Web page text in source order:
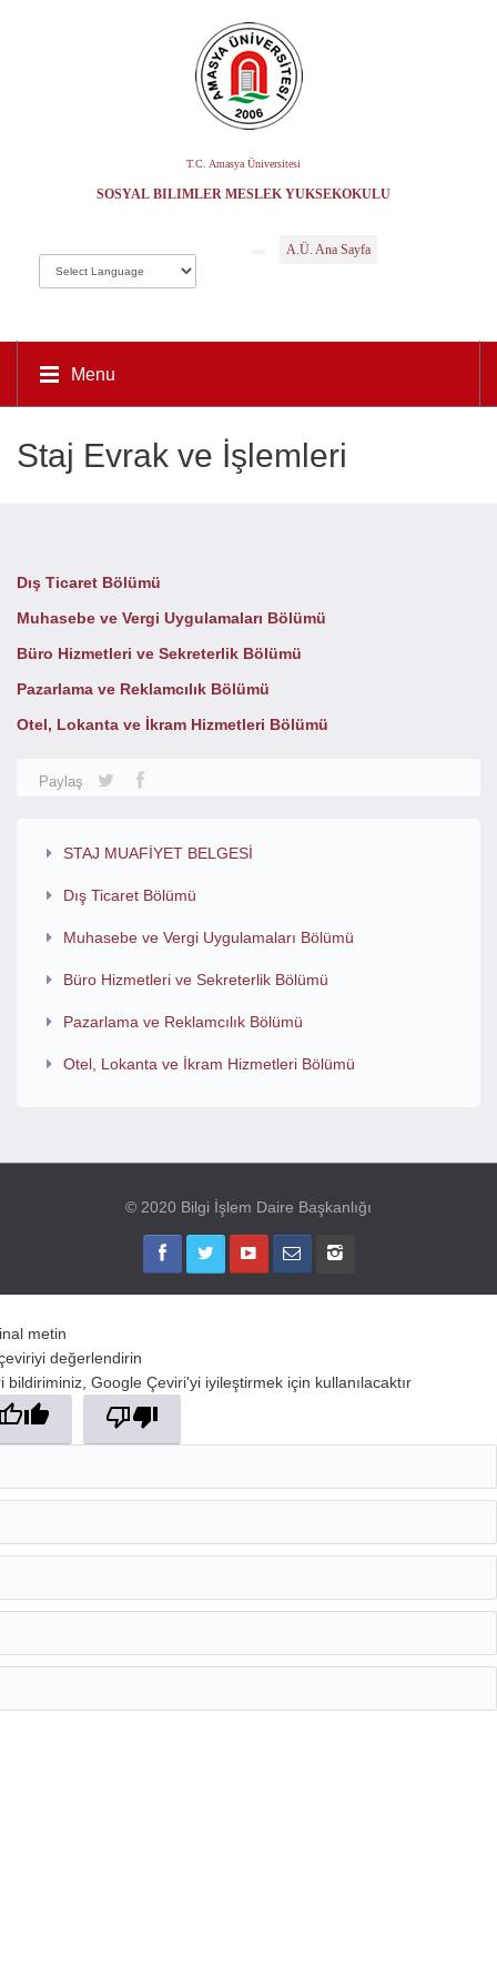
T.C. Amasya Üniversitesi
SOSYAL BILIMLER MESLEK YÜKSEKOKULU
A.Ü. Ana Sayfa
Menu
Staj Evrak ve İşlemleri
Dış Ticaret Bölümü
Muhasebe ve Vergi Uygulamaları Bölümü
Büro Hizmetleri ve Sekreterlik Bölümü
Pazarlama ve Reklamcılık Bölümü
Otel, Lokanta ve İkram Hizmetleri Bölümü
Paylaş
STAJ MUAFİYET BELGESİ
Dış Ticaret Bölümü
Muhasebe ve Vergi Uygulamaları Bölümü
Büro Hizmetleri ve Sekreterlik Bölümü
Pazarlama ve Reklamcılık Bölümü
Otel, Lokanta ve İkram Hizmetleri Bölümü
© 2020 Bilgi İşlem Daire Başkanlığı
metin
değerlendirin
bildiriminiz, Google Çeviri'yi iyileştirmek için kullanılacaktır